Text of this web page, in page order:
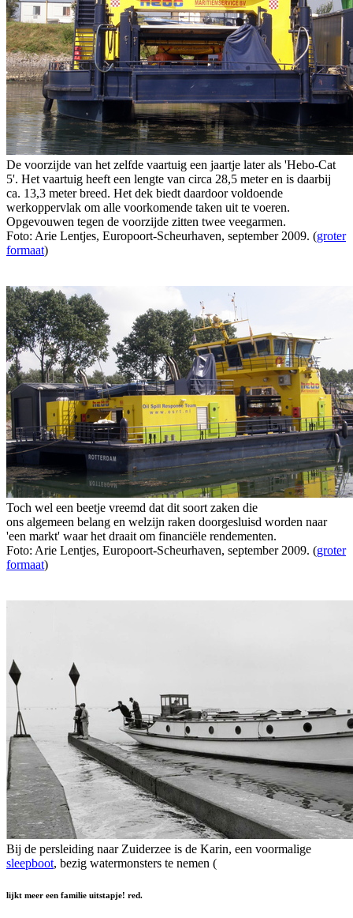
De voorzijde van het zelfde vaartuig een jaartje later als 'Hebo-Cat
5'. Het vaartuig heeft een lengte van circa 28,5 meter en is daarbij
ca. 13,3 meter breed. Het dek biedt daardoor voldoende
werkoppervlak om alle voorkomende taken uit te voeren.
Opgevouwen tegen de voorzijde zitten twee veegarmen.
Foto: Arie Lentjes, Europoort-Scheurhaven, september 2009. (groter
formaat)
Toch wel een beetje vreemd dat dit soort zaken die
ons algemeen belang en welzijn raken doorgesluisd worden naar
'een markt' waar het draait om financiële rendementen.
Foto: Arie Lentjes, Europoort-Scheurhaven, september 2009. (groter
formaat)
Bij de persleiding naar Zuiderzee is de Karin, een voormalige
sleepboot, bezig watermonsters te nemen (
lijkt meer een familie uitstapje! red.